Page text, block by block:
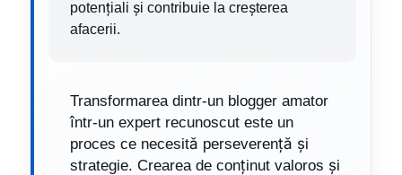
potențiali și contribuie la creșterea
afacerii.
Transformarea dintr-un blogger amator
într-un expert recunoscut este un
proces ce necesită perseverență și
strategie. Crearea de conținut valoros și